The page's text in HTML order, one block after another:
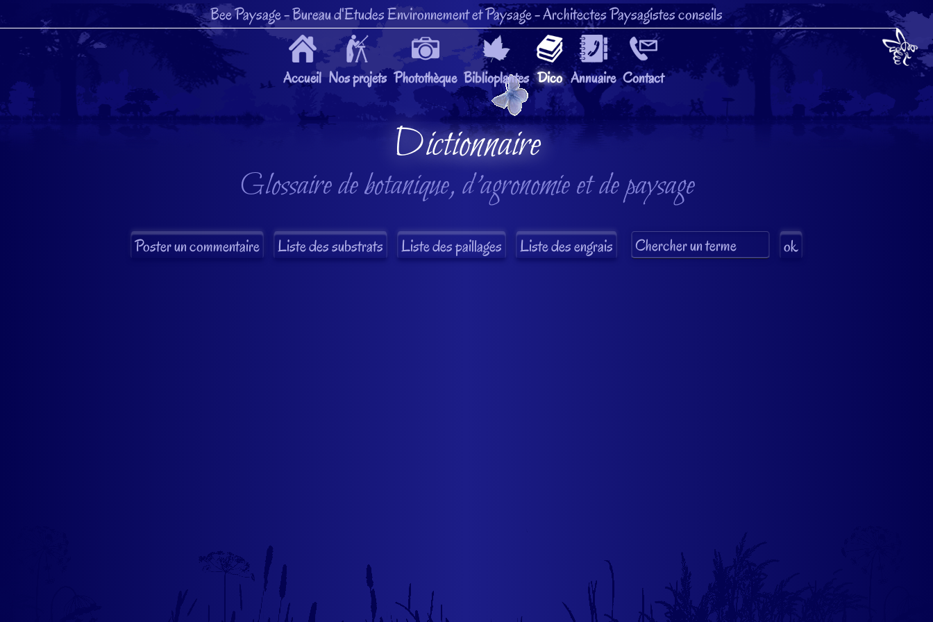
Bee Paysage- Bureau d'Etudes Environnement et Paysage- Architectes Paysagistes conseils
Accueil Nos projets Photothèque Biblioplantes Dico Annuaire Contact
Dictionnaire
Glossaire de botanique, d'agronomie et de paysage
Liste des substrats Liste des paillages Liste des engrais